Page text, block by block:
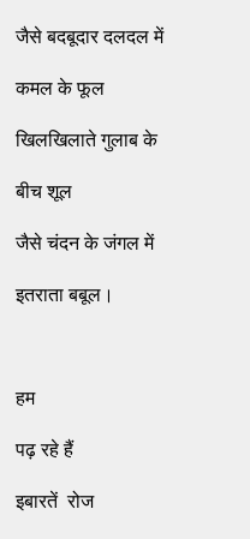
जैसे बदबूदार दलदल में
कमल के फूल
खिलखिलाते गुलाब के
बीच शूल
जैसे चंदन के जंगल में
इतराता बबूल।
हम
पढ़ रहे हैं
इबारतें रोज